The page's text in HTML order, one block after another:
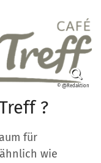
© @Redaktion
?
für
wie